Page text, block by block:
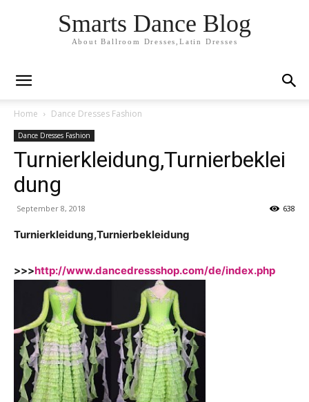
Smarts Dance Blog
About Ballroom Dresses,Latin Dresses
Home Dance Dresses Fashion
Dance Dresses Fashion
Turnierkleidung,Turnierbeklei
dung
September 8, 2018 638
Turnierkleidung,Turnierbekleidung
>>>http://www.dancedressshop.com/de/index.php